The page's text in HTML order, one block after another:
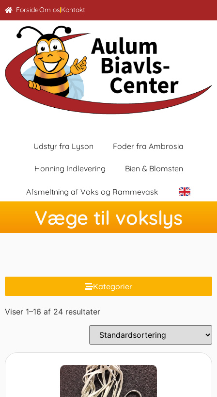
ForsideOm osKontakt
Udstyr fra Lyson Foder fra Ambrosia
Honning Indlevering Bien & Blomsten
Afsmeltning af Voks og Rammevask
Væge til vokslys
Kategorier
Viser 1–16 af 24 resultater